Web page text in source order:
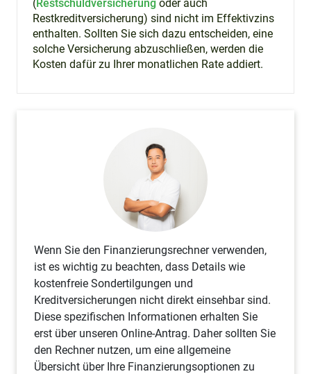
( Restschuldversicherung oder auch
Restkreditversicherung) sind nicht im Effektivzins
enthalten. Sollten Sie sich dazu entscheiden, eine
solche Versicherung abzuschließen, werden die
Kosten dafür zu Ihrer monatlichen Rate addiert.
Wenn Sie den Finanzierungsrechner verwenden,
ist es wichtig zu beachten, dass Details wie
kostenfreie Sondertilgungen und
Kreditversicherungen nicht direkt einsehbar sind.
Diese spezifischen Informationen erhalten Sie
erst über unseren Online-Antrag. Daher sollten Sie
den Rechner nutzen, um eine allgemeine
Übersicht über Ihre Finanzierungsoptionen zu